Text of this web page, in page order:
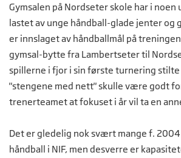
Gymsalen på Nordseter skole har i
lastet av unge håndball-glade jenter og
er innslaget av håndballmål på
gymsal-bytte fra Lambertseter til
spillerne i fjor i sin første turnering stilte
"stengene med nett" skulle være godt
trenerteamet at fokuset i år vil ta en
Det er gledelig nok svært mange f. 2004
håndball i NIF, men desverre er